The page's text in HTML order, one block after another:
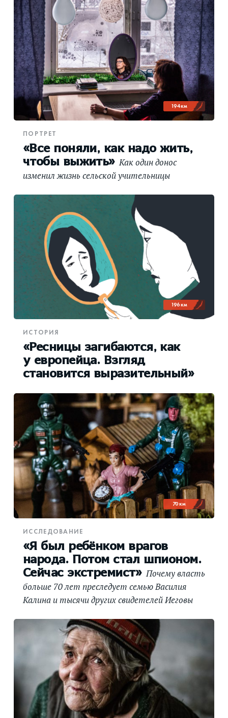
194 км
ПОРТРЕТ
«Все поняли, как надо жить,
чтобы выжить»Как один донос
изменил жизнь сельской учительницы
196 км
ИСТОРИЯ
«Ресницы загибаются, как
у европейца. Взгляд
становится выразительный»
70 км
ИССЛЕДОВАНИЕ
«Я был ребёнком врагов
народа. Потом стал шпионом.
Сейчас экстремист» Почему власть
больше 70 лет преследует семью Василия
Калина и тысячи других свидетелей Иеговы